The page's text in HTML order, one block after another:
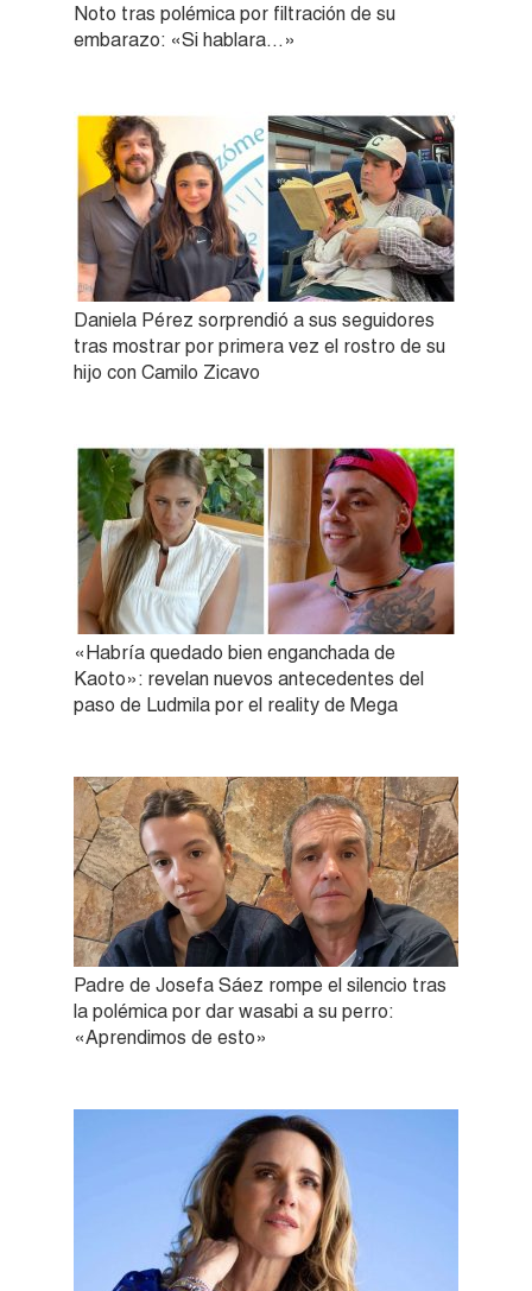
Noto tras polémica por filtración de su
embarazo: «Si hablara…»
Daniela Pérez sorprendió a sus seguidores
tras mostrar por primera vez el rostro de su
hijo con Camilo Zicavo
«Habría quedado bien enganchada de
Kaoto»: revelan nuevos antecedentes del
paso de Ludmila por el reality de Mega
Padre de Josefa Sáez rompe el silencio tras
la polémica por dar wasabi a su perro:
«Aprendimos de esto»